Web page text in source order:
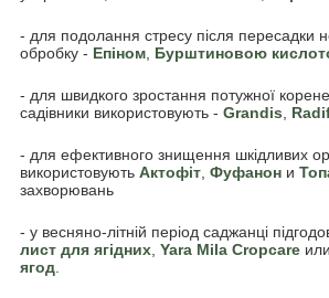
- для подолання стресу після пересадки
обробку - Епіном Бурштиновою
- для швидкого зростання потужної
садівники використовують - Grandis
- для ефективного знищення шкідливих
використовують Актофіт Фуфанон и
захворювань
- у весняно-літній період саджанці
лист для ягідних Yara Mila Cropcare или
ягод